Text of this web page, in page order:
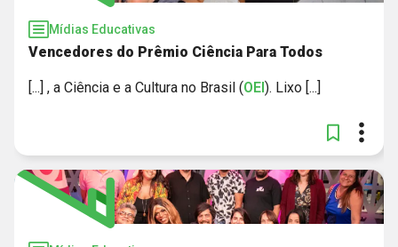
Mídias Educativas
Vencedores do Prêmio Ciência Para Todos
[...] , a Ciência e a Cultura no Brasil (OEI). Lixo [...]